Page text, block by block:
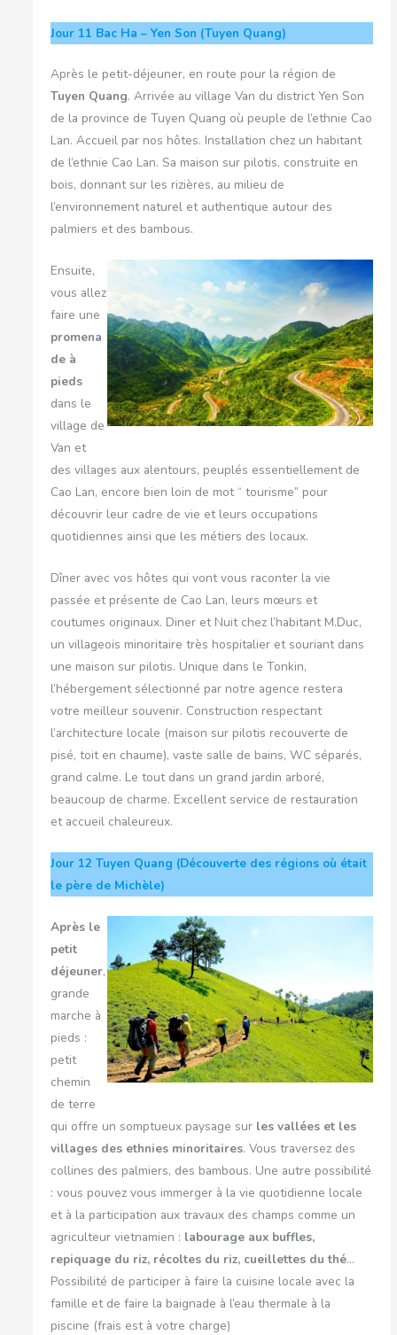
Jour 11 Bac Ha – Yen Son (Tuyen Quang)
Après le petit-déjeuner, en route pour la région de
Tuyen Quang. Arrivée au village Van du district Yen Son
de la province de Tuyen Quang où peuple de l’ethnie Cao
Lan. Accueil par nos hôtes. Installation chez un habitant
de l’ethnie Cao Lan. Sa maison sur pilotis, construite en
bois, donnant sur les rizières, au milieu de
l’environnement naturel et authentique autour des
palmiers et des bambous.
Ensuite,
vous allez
faire une
promena
de à
pieds
dans le
village de
Van et
des villages aux alentours, peuplés essentiellement de
Cao Lan, encore bien loin de mot “ tourisme” pour
découvrir leur cadre de vie et leurs occupations
quotidiennes ainsi que les métiers des locaux.
Dîner avec vos hôtes qui vont vous raconter la vie
passée et présente de Cao Lan, leurs mœurs et
coutumes originaux. Diner et Nuit chez l’habitant M.Duc,
un villageois minoritaire très hospitalier et souriant dans
une maison sur pilotis. Unique dans le Tonkin,
l’hébergement sélectionné par notre agence restera
votre meilleur souvenir. Construction respectant
l’architecture locale (maison sur pilotis recouverte de
pisé, toit en chaume), vaste salle de bains, WC séparés,
grand calme. Le tout dans un grand jardin arboré,
beaucoup de charme. Excellent service de restauration
et accueil chaleureux.
Jour 12 Tuyen Quang (Découverte des régions où était
le père de Michèle)
Après le
petit
déjeuner,
grande
marche à
pieds :
petit
chemin
de terre
qui offre un somptueux paysage sur les vallées et les
villages des ethnies minoritaires. Vous traversez des
collines des palmiers, des bambous. Une autre possibilité
: vous pouvez vous immerger à la vie quotidienne locale
et à la participation aux travaux des champs comme un
agriculteur vietnamien : labourage aux buffles,
repiquage du riz, récoltes du riz, cueillettes du thé…
Possibilité de participer à faire la cuisine locale avec la
famille et de faire la baignade à l’eau thermale à la
piscine (frais est à votre charge)